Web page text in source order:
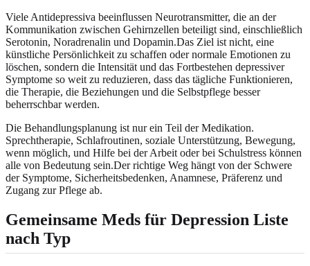
Viele Antidepressiva beeinflussen Neurotransmitter, die an der
Kommunikation zwischen Gehirnzellen beteiligt sind, einschließlich
Serotonin, Noradrenalin und Dopamin.Das Ziel ist nicht, eine
künstliche Persönlichkeit zu schaffen oder normale Emotionen zu
löschen, sondern die Intensität und das Fortbestehen depressiver
Symptome so weit zu reduzieren, dass das tägliche Funktionieren,
die Therapie, die Beziehungen und die Selbstpflege besser
beherrschbar werden.
Die Behandlungsplanung ist nur ein Teil der Medikation.
Sprechtherapie, Schlafroutinen, soziale Unterstützung, Bewegung,
wenn möglich, und Hilfe bei der Arbeit oder bei Schulstress können
alle von Bedeutung sein.Der richtige Weg hängt von der Schwere
der Symptome, Sicherheitsbedenken, Anamnese, Präferenz und
Zugang zur Pflege ab.
Gemeinsame Meds für Depression Liste
nach Typ